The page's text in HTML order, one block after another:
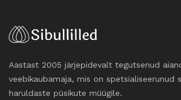
Aastast 2005 järjepidevalt tegutsenud
veebikaubamaja, mis on spetsialiseerunud
haruldaste püsikute müügile.